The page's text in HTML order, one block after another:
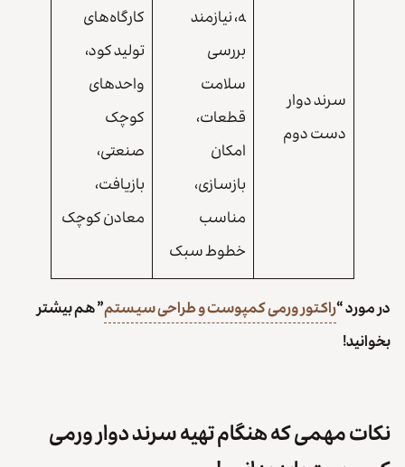
سرند دوار
دست دوم
ه، نیازمند
بررسی
سلامت
قطعات،
امکان
بازسازی،
مناسب
خطوط سبک
کارگاه‌های
تولید کود،
واحدهای
کوچک
صنعتی،
بازیافت،
معادن کوچک
در مورد “راکتور ورمی کمپوست و طراحی سیستم” هم بیشتر
بخوانید!
نکات مهمی که هنگام تهیه سرند دوار ورمی